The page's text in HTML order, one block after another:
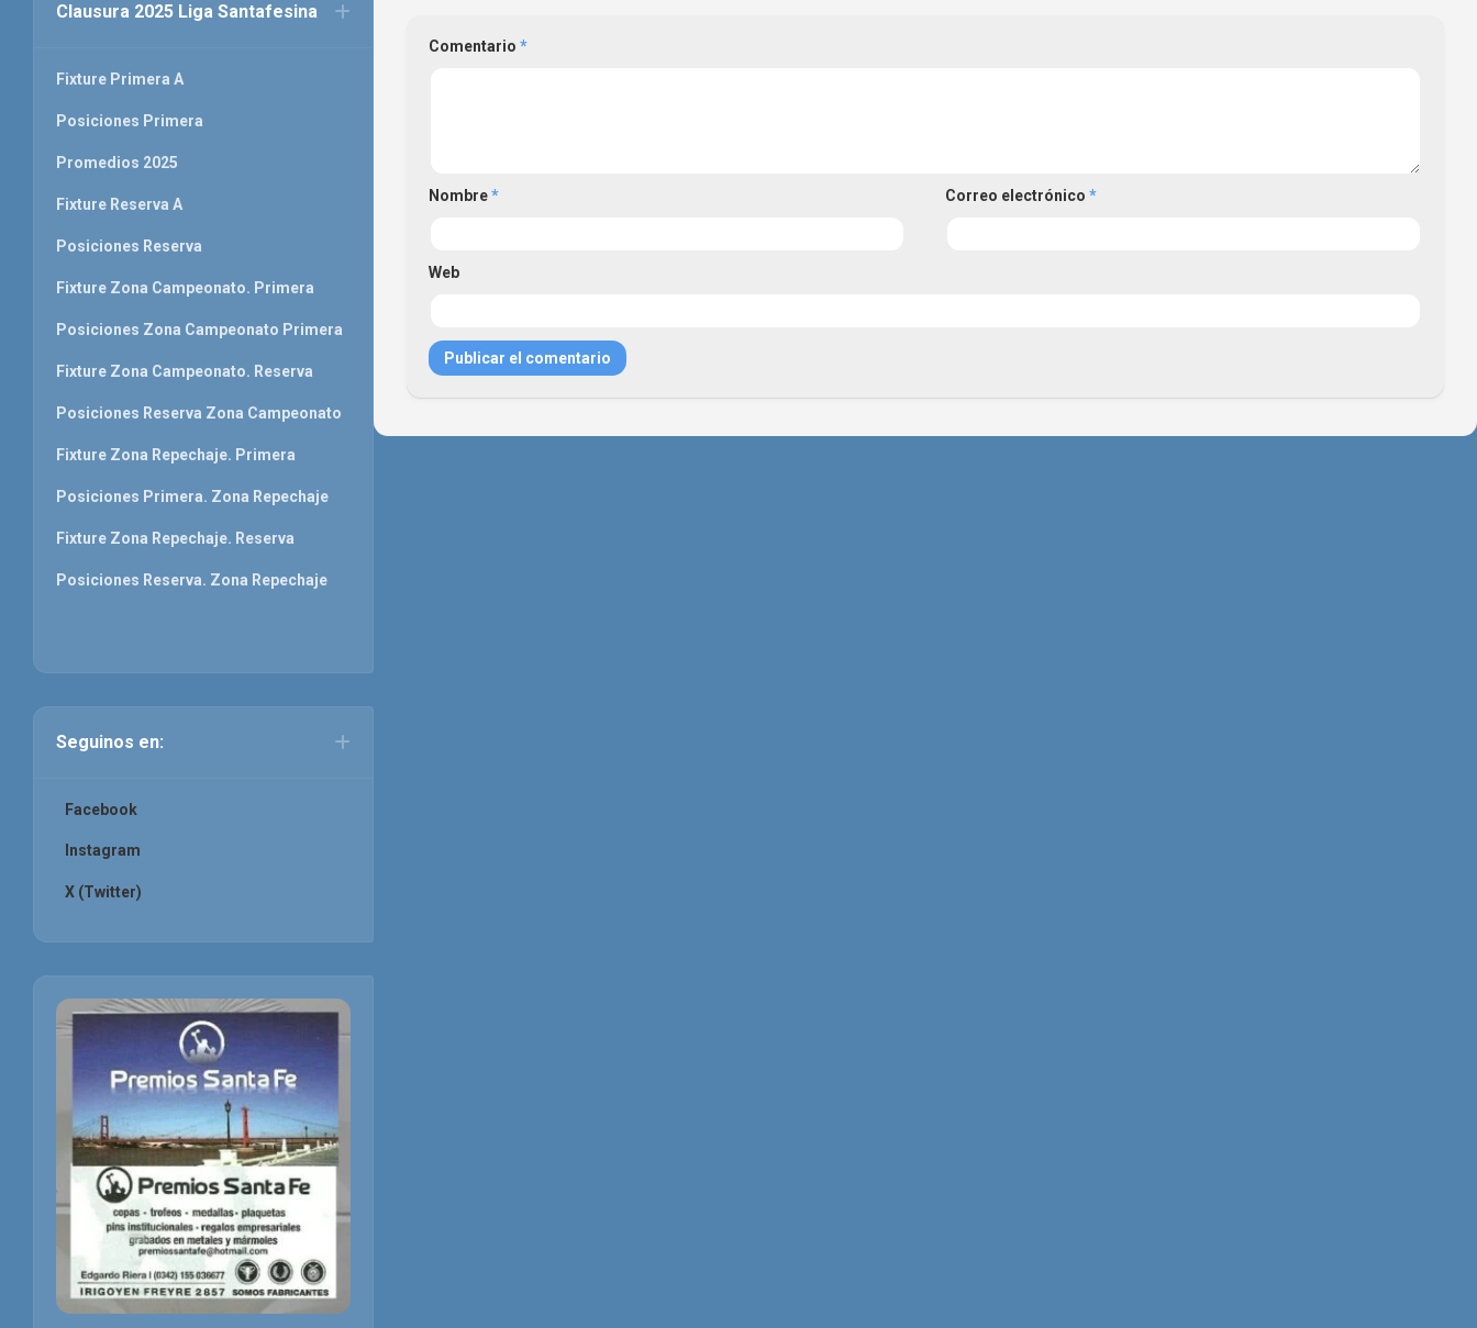
Comentario *
Nombre* Correo electrónico*
Web
Clausura 2025 Liga Santafesina
Fixture Primera A
Posiciones Primera
Promedios 2025
Fixture Reserva A
Posiciones Reserva
Fixture Zona Campeonato. Primera
Posiciones Zona Campeonato Primera
Fixture Zona Campeonato. Reserva
Posiciones Reserva Zona Campeonato
Fixture Zona Repechaje. Primera
Posiciones Primera. Zona Repechaje
Fixture Zona Repechaje. Reserva
Posiciones Reserva. Zona Repechaje
Seguinos en:
Facebook
Instagram
X (Twitter)